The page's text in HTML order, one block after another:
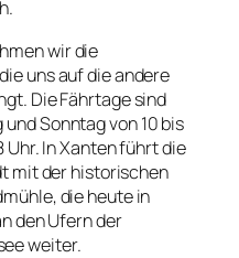
wir die
uns auf die andere
Die Fährtage sind
Sonntag von 10 bis
Uhr. In Xanten führt die
mit der historischen
die heute in
den Ufern der
weiter.